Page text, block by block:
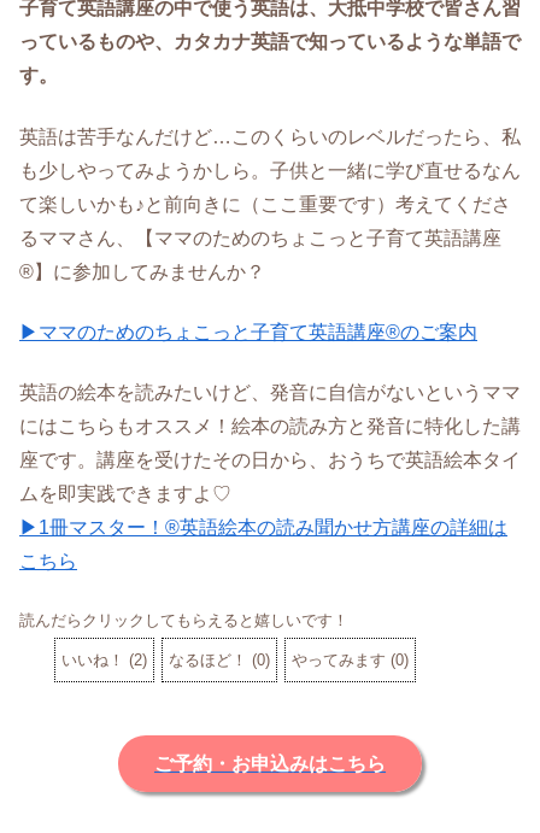
子育て英語講座の中で使う英語は、大抵中学校で皆さん習
っているものや、カタカナ英語で知っているような単語で
す。
英語は苦手なんだけど…このくらいのレベルだったら、私
も少しやってみようかしら。子供と一緒に学び直せるなん
て楽しいかも♪と前向きに（ここ重要です）考えてくださ
るママさん、【ママのためのちょこっと子育て英語講座
®】に参加してみませんか？
▶ママのためのちょこっと子育て英語講座®のご案内
英語の絵本を読みたいけど、発音に自信がないというママ
にはこちらもオススメ！絵本の読み方と発音に特化した講
座です。講座を受けたその日から、おうちで英語絵本タイ
ムを即実践できますよ♡
▶1冊マスター！®英語絵本の読み聞かせ方講座の詳細は
こちら
読んだらクリックしてもらえると嬉しいです！
いいね！ (2) なるほど！ (0) やってみます (0)
ご予約・お申込みはこちら